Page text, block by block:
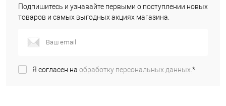
Подпишитесь и узнавайте первыми о поступлении новых
товаров и самых выгодных акциях магазина.
Я согласен на обработку персональных данных.*